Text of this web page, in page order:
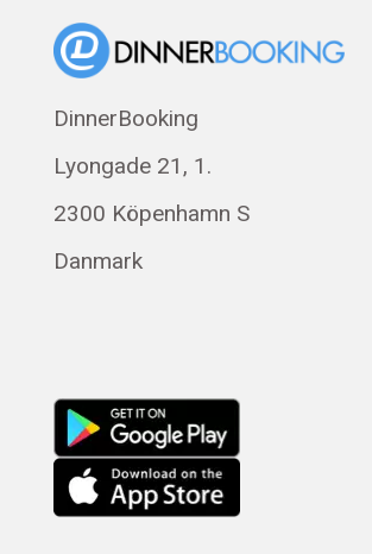
DinnerBooking
Lyongade 21, 1.
2300 Köpenhamn S
Danmark